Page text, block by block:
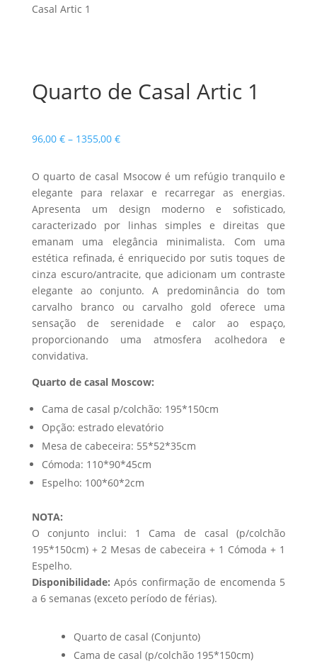
Casal Artic 1
Quarto de Casal Artic 1
96,00 € – 1355,00 €Price
96,00 €
through
1355,00 €
O quarto de casal Msocow é um refúgio tranquilo e
elegante para relaxar e recarregar as energias.
Apresenta um design moderno e sofisticado,
caracterizado por linhas simples e direitas que
emanam uma elegância minimalista. Com uma
estética refinada, é enriquecido por sutis toques de
cinza escuro/antracite, que adicionam um contraste
elegante ao conjunto. A predominância do tom
carvalho branco ou carvalho gold oferece uma
sensação de serenidade e calor ao espaço,
proporcionando uma atmosfera acolhedora e
convidativa.
Quarto de casal Moscow:
Cama de casal p/colchão: 195*150cm
Opção: estrado elevatório
Mesa de cabeceira: 55*52*35cm
Cómoda: 110*90*45cm
Espelho: 100*60*2cm
NOTA:
O conjunto inclui: 1 Cama de casal (p/colchão
195*150cm) + 2 Mesas de cabeceira + 1 Cómoda + 1
Espelho.
Disponibilidade: Após confirmação de encomenda 5
a 6 semanas (exceto período de férias).
Quarto de casal (Conjunto)
Cama de casal (p/colchão 195*150cm)